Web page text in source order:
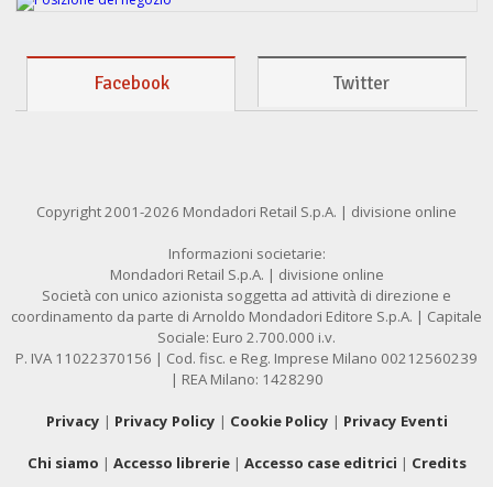
Facebook Twitter
Copyright 2001-2026 Mondadori Retail S.p.A. | divisione online
Informazioni societarie:
Mondadori Retail S.p.A. | divisione online
Società con unico azionista soggetta ad attività di direzione e
coordinamento da parte di Arnoldo Mondadori Editore S.p.A. | Capitale
Sociale: Euro 2.700.000 i.v.
P. IVA 11022370156 | Cod. fisc. e Reg. Imprese Milano 00212560239
| REA Milano: 1428290
Privacy | Privacy Policy | Cookie Policy | Privacy Eventi
Chi siamo | Accesso librerie| Accesso case editrici | Credits